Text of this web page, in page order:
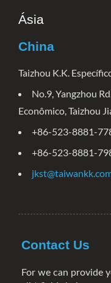
Ásia
China
Taizhou K.K.
No.9, Yangzhou
Econômico, Taizhou
+86-523-8881-
+86-523-8881-